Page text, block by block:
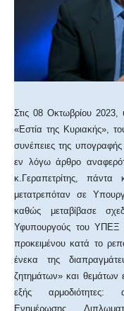
Στις 08 Οκτωβρίου
«Εστία της Κυριακής»,
συνέπειες της
εν λόγω άρθρο
κ.Γεραπετρίτης,
μετατρεπόταν σε
καθώς μεταβίβασε
Υφυπουργούς του ΥΠΕΞ
προκειμένου κατά το
ένεκα της
ζητημάτων» και θεμάτων
εξής αρμοδιότητες:
Ενημέρωσης,